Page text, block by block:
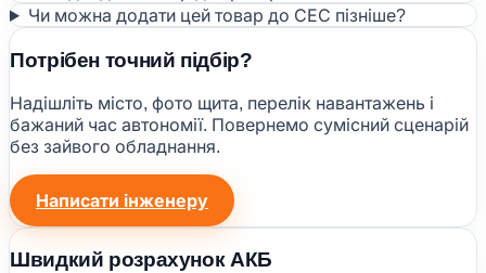
Чи можна додати цей товар до СЕС пізніше?
Потрібен точний підбір?
Надішліть місто, фото щита, перелік навантажень і
бажаний час автономії. Повернемо сумісний сценарій
без зайвого обладнання.
Написати інженеру
Швидкий розрахунок АКБ